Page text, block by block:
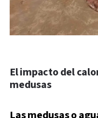
El impacto del
medusas
Las medusas o